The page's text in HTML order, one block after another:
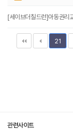
[세이브더칠드런]아동권리
21
관련사이트